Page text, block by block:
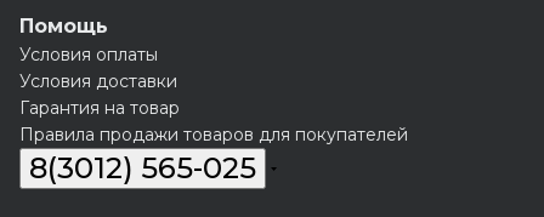
Помощь
Условия оплаты
Условия доставки
Гарантия на товар
Правила продажи товаров для покупателей
8(3012) 565-025